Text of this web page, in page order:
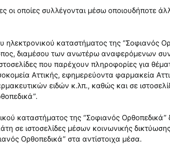
οι οποίες συλλέγονται μέσω οποιουδήποτε
καταστήματος της “Σοφιανός
διαμέσου των ανωτέρω αναφερόμενων
που παρέχουν πληροφορίες για
Αττικής, εφημερεύοντα φαρμακεία
ειδών κ.λπ., καθώς και σε
καταστήματος της “Σοφιανός
σε ιστοσελίδες μέσων κοινωνικής
Ορθοπεδικά” στα αντίστοιχα μέσα.